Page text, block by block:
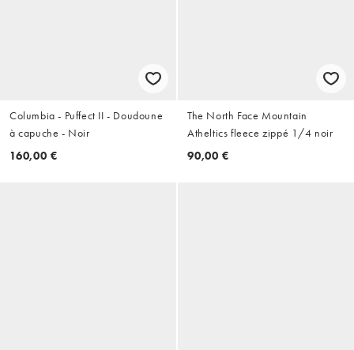
Columbia - Puffect II - Doudoune
à capuche - Noir
160,00 €
The North Face Mountain
Atheltics fleece zippé 1/4 noir
90,00 €